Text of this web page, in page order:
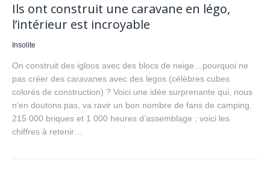
Idées séjours
Conseils pratiques
Ils ont construit une caravane en légo,
l’intérieur est incroyable
Insolite
On construit des igloos avec des blocs de neige…pourquoi ne
pas créer des caravanes avec des legos (célèbres cubes
colorés de construction) ? Voici une idée surprenante qui, nous
n’en doutons pas, va ravir un bon nombre de fans de camping.
215 000 briques et 1 000 heures d’assemblage ; voici les
chiffres à retenir…